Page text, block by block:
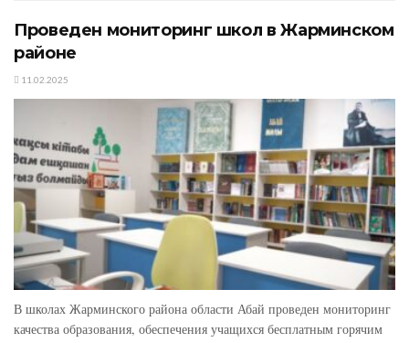
Проведен мониторинг школ в Жарминском
районе
11.02.2025
В школах Жарминского района области Абай проведен мониторинг
качества образования, обеспечения учащихся бесплатным горячим